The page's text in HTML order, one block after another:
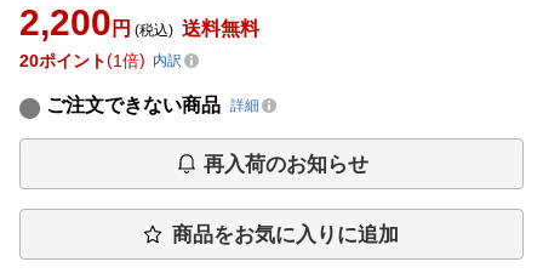
2,200 円 (税込) 送料無料
20ポイント 1倍 内訳
ご注文できない商品 詳細
再入荷のお知らせ
商品をお気に入りに追加